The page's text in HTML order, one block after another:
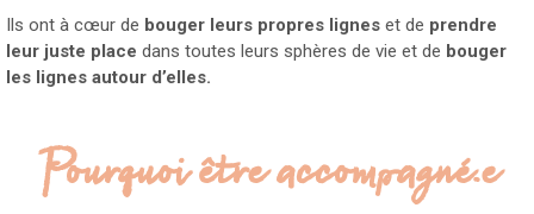
Ils ont à cœur de bouger leurs propres lignes et de prendre
leur juste place dans toutes leurs sphères de vie et de bouger
les lignes autour d’elles.
Pourquoi être accompagné.e